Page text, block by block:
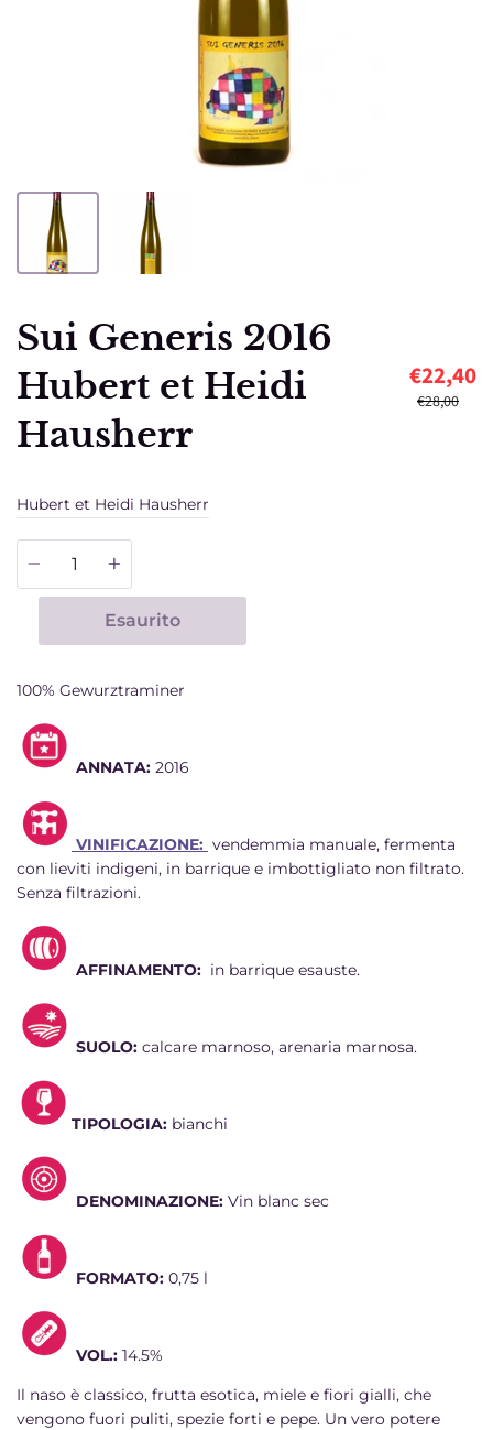
Sui Generis 2016
Hubert et Heidi
Hausherr
€22,40
€28,00
Hubert et Heidi Hausherr
Quantità
Esaurito
100% Gewurztraminer
ANNATA: 2016
VINIFICAZIONE: vendemmia manuale, fermenta
con lieviti indigeni, in barrique e imbottigliato non filtrato.
Senza filtrazioni.
AFFINAMENTO: in barrique esauste.
SUOLO: calcare marnoso, arenaria marnosa.
TIPOLOGIA: bianchi
DENOMINAZIONE: Vin blanc sec
FORMATO: 0,75 l
VOL.: 14.5%
Il naso è classico, frutta esotica, miele e fiori gialli, che
vengono fuori puliti, spezie forti e pepe. Un vero potere